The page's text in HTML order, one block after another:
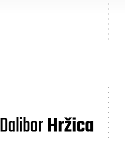
DaliborHržica